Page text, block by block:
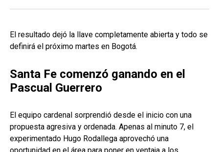
El resultado dejó la llave completamente abierta y todo se
definirá el próximo martes en Bogotá.
Santa Fe comenzó ganando en el
Pascual Guerrero
El equipo cardenal sorprendió desde el inicio con una
propuesta agresiva y ordenada. Apenas al minuto 7, el
experimentado Hugo Rodallega aprovechó una